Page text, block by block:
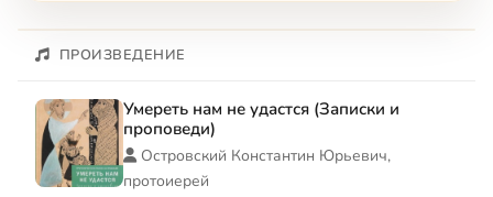
ПРОИЗВЕДЕНИЕ
Умереть нам не удастся (Записки и
проповеди)
Островский Константин Юрьевич,
протоиерей